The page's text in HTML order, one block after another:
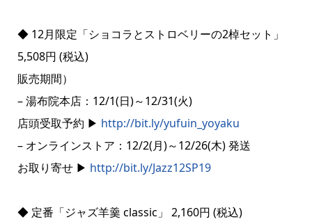
◆ 12月限定「ショコラとストロベリーの2棹セット」
5,508円 (税込)
販売期間）
– 湯布院本店：12/1(日)～12/31(火)
店頭受取予約 ▶ http://bit.ly/yufuin_yoyaku
– オンラインストア：12/2(月)～12/26(木) 発送
お取り寄せ ▶ http://bit.ly/Jazz12SP19
◆ 定番「ジャズ羊羹 classic」 2,160円 (税込)